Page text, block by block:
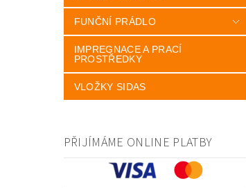
FUNČNÍ PRÁDLO
IMPREGNACE A PRACÍ
PROSTŘEDKY
VLOŽKY SIDAS
PŘIJÍMÁME ONLINE PLATBY